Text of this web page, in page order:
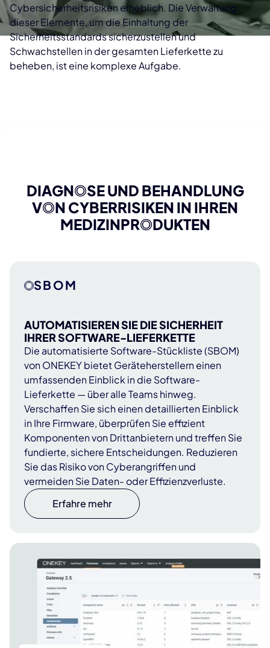
Cybersicherheitsrisiken erheblich. Die Verwaltung
dieser Elemente, um die Einhaltung der
Sicherheitsstandards sicherzustellen und
Schwachstellen in der gesamten Lieferkette zu
beheben, ist eine komplexe Aufgabe.
DIAGNOSE UND BEHANDLUNG
VON CYBERRISIKEN IN IHREN
MEDIZINPRODUKTEN
SBOM
AUTOMATISIEREN SIE DIE SICHERHEIT
IHRER SOFTWARE-LIEFERKETTE
Die automatisierte Software-Stückliste (SBOM)
von ONEKEY bietet Geräteherstellern einen
umfassenden Einblick in die Software-
Lieferkette — über alle Teams hinweg.
Verschaffen Sie sich einen detaillierten Einblick
in Ihre Firmware, überprüfen Sie effizient
Komponenten von Drittanbietern und treffen Sie
fundierte, sichere Entscheidungen. Reduzieren
Sie das Risiko von Cyberangriffen und
vermeiden Sie Daten- oder Effizienzverluste.
Erfahre mehr